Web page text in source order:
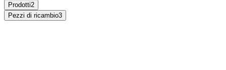
Prodotti2
Pezzi di ricambio3